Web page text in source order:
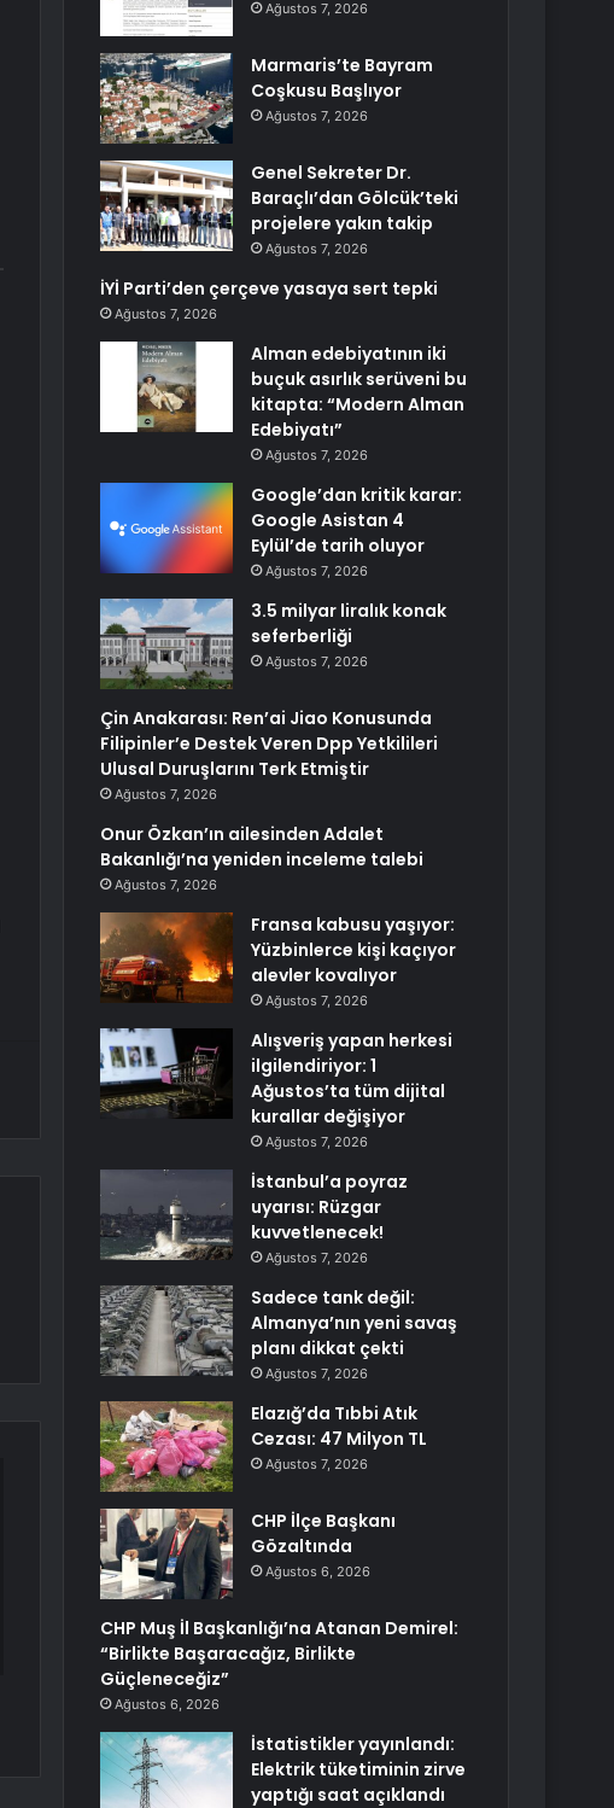
Ağustos 7, 2026
Marmaris’te Bayram
Coşkusu Başlıyor
Ağustos 7, 2026
Genel Sekreter Dr.
Baraçlı’dan Gölcük’teki
projelere yakın takip
Ağustos 7, 2026
İYİ Parti’den çerçeve yasaya sert tepki
Ağustos 7, 2026
Alman edebiyatının iki
buçuk asırlık serüveni bu
kitapta: “Modern Alman
Edebiyatı”
Ağustos 7, 2026
Google’dan kritik karar:
Google Asistan 4
Eylül’de tarih oluyor
Ağustos 7, 2026
3.5 milyar liralık konak
seferberliği
Ağustos 7, 2026
Çin Anakarası: Ren’ai Jiao Konusunda
Filipinler’e Destek Veren Dpp Yetkilileri
Ulusal Duruşlarını Terk Etmiştir
Ağustos 7, 2026
Onur Özkan’ın ailesinden Adalet
Bakanlığı’na yeniden inceleme talebi
Ağustos 7, 2026
Fransa kabusu yaşıyor:
Yüzbinlerce kişi kaçıyor
alevler kovalıyor
Ağustos 7, 2026
Alışveriş yapan herkesi
ilgilendiriyor: 1
Ağustos’ta tüm dijital
kurallar değişiyor
Ağustos 7, 2026
İstanbul’a poyraz
uyarısı: Rüzgar
kuvvetlenecek!
Ağustos 7, 2026
Sadece tank değil:
Almanya’nın yeni savaş
planı dikkat çekti
Ağustos 7, 2026
Elazığ’da Tıbbi Atık
Cezası: 47 Milyon TL
Ağustos 7, 2026
CHP İlçe Başkanı
Gözaltında
Ağustos 6, 2026
CHP Muş İl Başkanlığı’na Atanan Demirel:
“Birlikte Başaracağız, Birlikte
Güçleneceğiz”
Ağustos 6, 2026
İstatistikler yayınlandı:
Elektrik tüketiminin zirve
yaptığı saat açıklandı